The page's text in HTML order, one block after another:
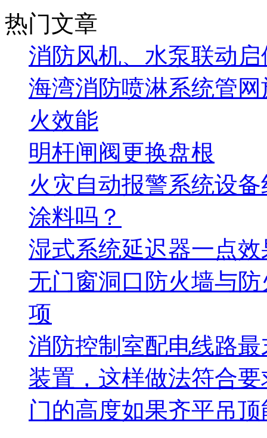
热门文章
消防风机、水泵联动
海湾消防喷淋系统管
火效能
明杆闸阀更换盘根
火灾自动报警系统设
涂料吗？
湿式系统延迟器一点
无门窗洞口防火墙与
项
消防控制室配电线路
装置，这样做法符合
门的高度如果齐平吊